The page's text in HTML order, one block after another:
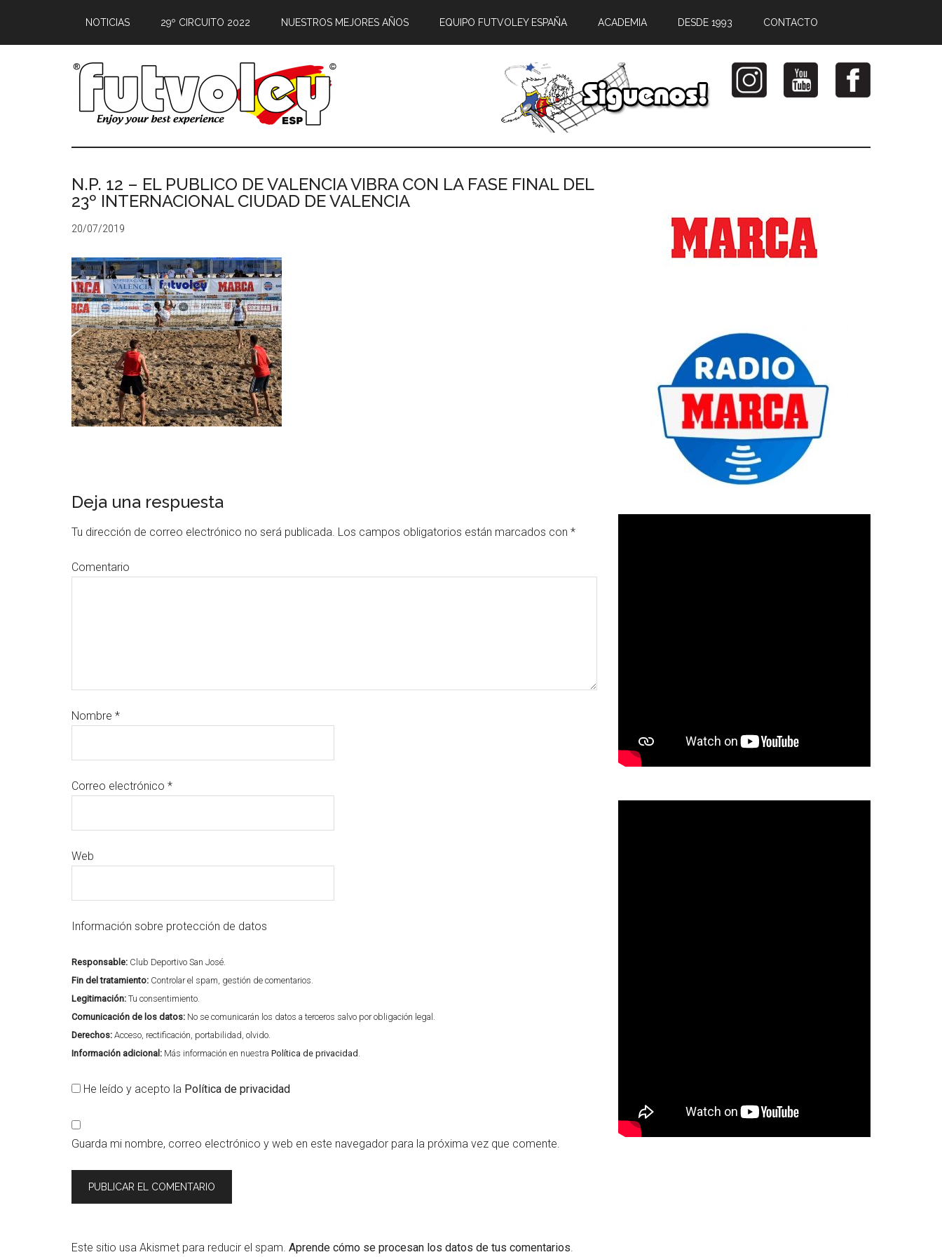
NOTICIAS 29º CIRCUITO 2022 NUESTROS MEJORES AÑOS EQUIPO FUTVOLEY ESPAÑA ACADEMIA DESDE 1993 CONTACTO
N.P. 12 – EL PUBLICO DE VALENCIA VIBRA CON LA FASE FINAL DEL
23º INTERNACIONAL CIUDAD DE VALENCIA
20/07/2019
Deja una respuesta
Tu dirección de correo electrónico no será publicada. Los campos obligatorios están marcados con *
Comentario
Nombre *
Correo electrónico *
Web
Información sobre protección de datos
Responsable: Club Deportivo San José.
Fin del tratamiento: Controlar el spam, gestión de comentarios.
Legitimación: Tu consentimiento.
Comunicación de los datos: No se comunicarán los datos a terceros salvo por obligación legal.
Derechos: Acceso, rectificación, portabilidad, olvido.
Información adicional: Más información en nuestra Política de privacidad .
He leído y acepto la Política de privacidad
Guarda mi nombre, correo electrónico y web en este navegador para la próxima vez que comente.
Este sitio usa Akismet para reducir el spam. Aprende cómo se procesan los datos de tus comentarios.